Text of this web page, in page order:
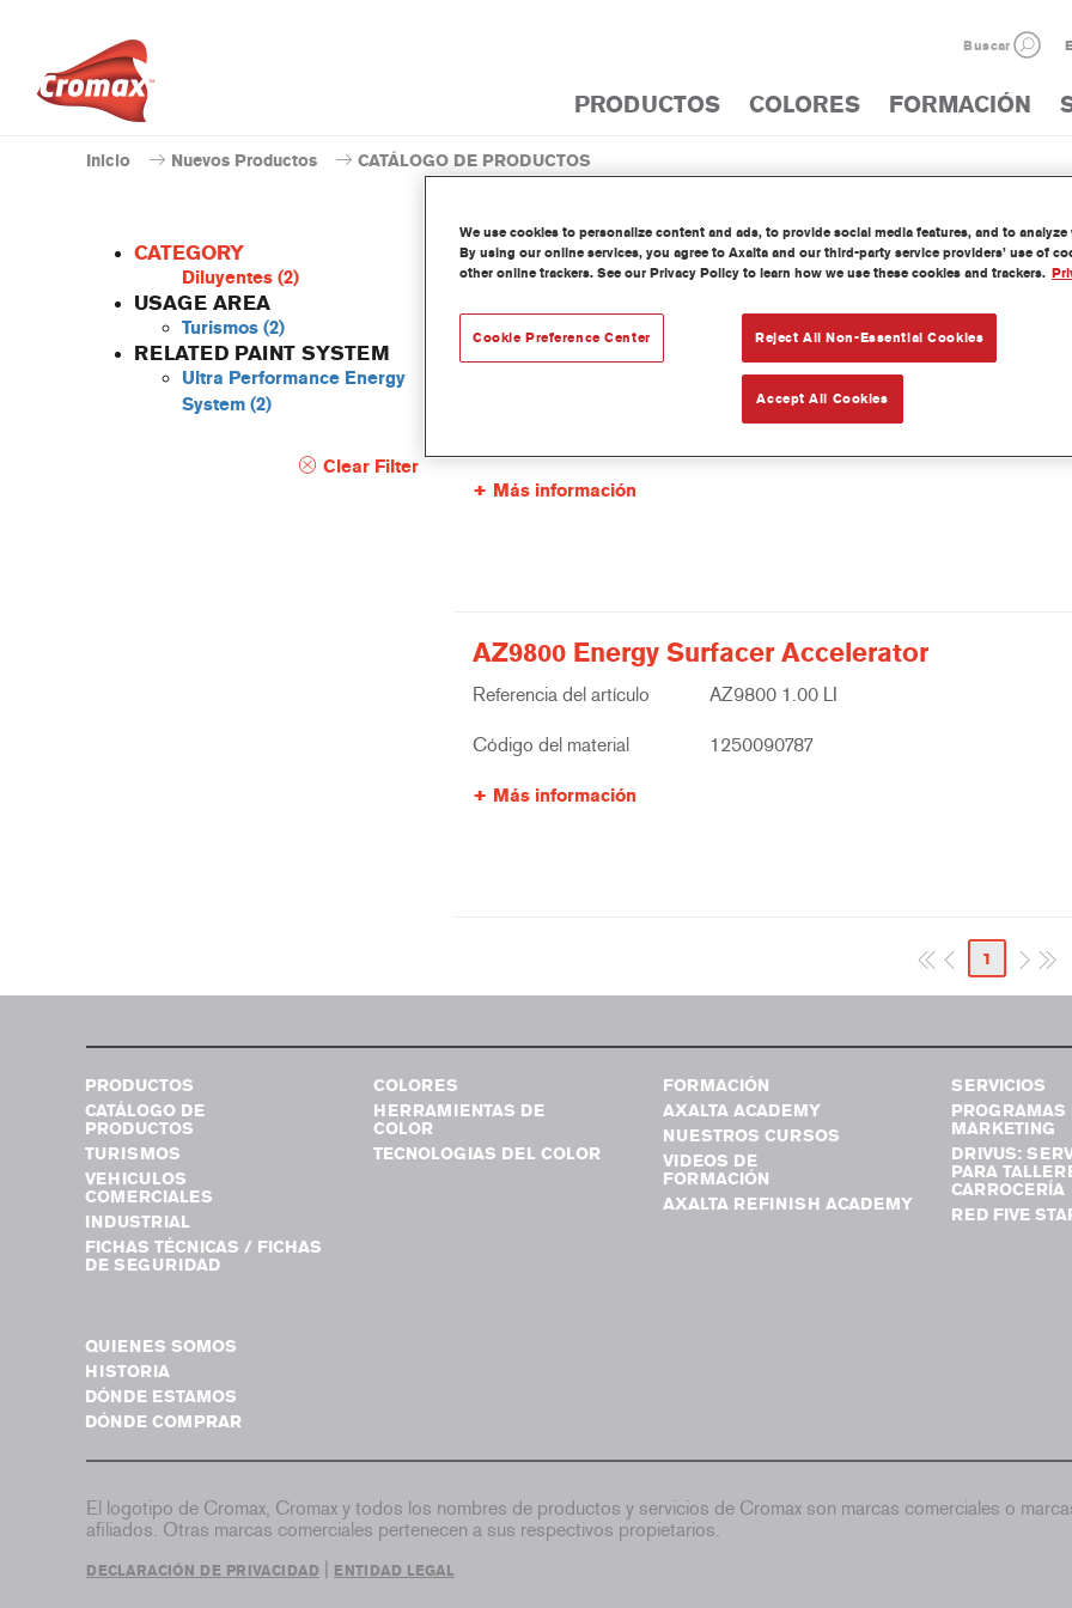
Buscar
PRODUCTOS COLORES FORMACIÓN
Inicio Nuevos Productos CATÁLOGO DE PRODUCTOS
CATEGORY
Diluyentes (2)
USAGE AREA
Turismos (2)
RELATED PAINT SYSTEM
Ultra Performance Energy
System (2)
Clear Filter
CATÁLOGO DE
AZ9700 Ultra Performance Plastic Additive
AZ9700 1.00 LI
Más información
AZ9800 Energy Surfacer Accelerator
Referencia del artículo AZ9800 1.00 LI
Código del material 1250090787
Más información
1
PRODUCTOS
CATÁLOGO DE
PRODUCTOS
TURISMOS
VEHICULOS
COMERCIALES
INDUSTRIAL
FICHAS TÉCNICAS / FICHAS
DE SEGURIDAD
COLORES
HERRAMIENTAS DE
COLOR
TECNOLOGIAS DEL COLOR
FORMACIÓN
AXALTA ACADEMY
NUESTROS CURSOS
VIDEOS DE
FORMACIÓN
AXALTA REFINISH ACADEMY
SERVICIOS
PROGRAMAS
MARKETING
DRIVUS:
PARA
CARROCERÍA
RED FIVE
QUIENES SOMOS
HISTORIA
DÓNDE ESTAMOS
DÓNDE COMPRAR
El logotipo de Cromax, Cromax y todos los nombres de productos y servicios de Cromax son marcas comerciales o
afiliados. Otras marcas comerciales pertenecen a sus respectivos propietarios.
DECLARACIÓN DE PRIVACIDAD ENTIDAD LEGAL
We use cookies to personalize content and ads, to provide social media features, and to
By using our online services, you agree to Axalta and our third-party service providers’ use of
other online trackers. See our Privacy Policy to learn how we use these cookies and trackers.
Reject All Non-Essential Cookies
Accept All Cookies
Cookie Preference Center